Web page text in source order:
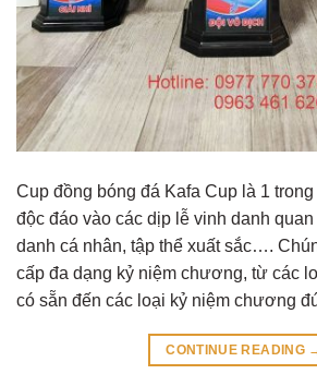
Cup đồng bóng đá Kafa Cup là 1
độc đáo vào các dịp lễ vinh danh
danh cá nhân, tập thể xuất sắc….
cấp đa dạng kỷ niệm chương, từ các
có sẵn đến các loại kỷ niệm chương
CONTINUE READING